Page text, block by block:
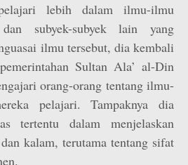
lebih dalam ilmu-ilmu
subyek-subyek lain yang
ilmu tersebut, dia kembali
Sultan Ala’ al-Din
orang-orang tentang ilmu-
pelajari. Tampaknya dia
tertentu dalam menjelaskan
kalam, terutama tentang sifat